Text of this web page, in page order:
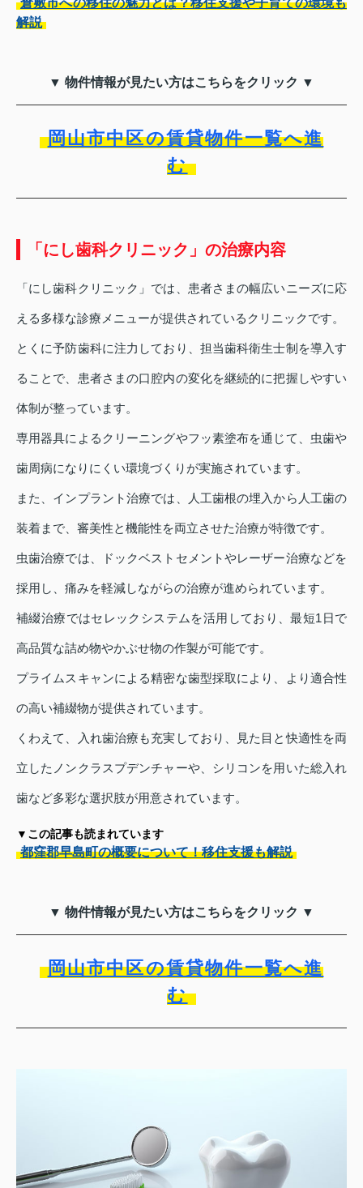
倉敷市への移住の魅力とは？移住支援や子育ての環境も
解説
▼ 物件情報が見たい方はこちらをクリック ▼
岡山市中区の賃貸物件一覧へ進
む
「にし歯科クリニック」の治療内容
「にし歯科クリニック」では、患者さまの幅広いニーズに応
える多様な診療メニューが提供されているクリニックです。
とくに予防歯科に注力しており、担当歯科衛生士制を導入す
ることで、患者さまの口腔内の変化を継続的に把握しやすい
体制が整っています。
専用器具によるクリーニングやフッ素塗布を通じて、虫歯や
歯周病になりにくい環境づくりが実施されています。
また、インプラント治療では、人工歯根の埋入から人工歯の
装着まで、審美性と機能性を両立させた治療が特徴です。
虫歯治療では、ドックベストセメントやレーザー治療などを
採用し、痛みを軽減しながらの治療が進められています。
補綴治療ではセレックシステムを活用しており、最短1日で
高品質な詰め物やかぶせ物の作製が可能です。
プライムスキャンによる精密な歯型採取により、より適合性
の高い補綴物が提供されています。
くわえて、入れ歯治療も充実しており、見た目と快適性を両
立したノンクラスプデンチャーや、シリコンを用いた総入れ
歯など多彩な選択肢が用意されています。
▼この記事も読まれています
都窪郡早島町の概要について！移住支援も解説
▼ 物件情報が見たい方はこちらをクリック ▼
岡山市中区の賃貸物件一覧へ進
む